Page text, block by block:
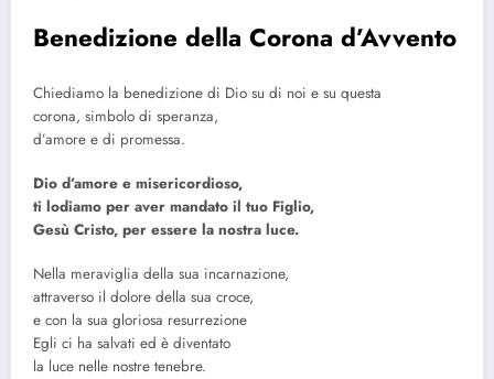
Benedizione della Corona d’Avvento
Chiediamo la benedizione di Dio su di noi e su questa
corona, simbolo di speranza,
d’amore e di promessa.
Dio d’amore e misericordioso,
ti lodiamo per aver mandato il tuo Figlio,
Gesù Cristo, per essere la nostra luce.
Nella meraviglia della sua incarnazione,
attraverso il dolore della sua croce,
e con la sua gloriosa resurrezione
Egli ci ha salvati ed è diventato
la luce nelle nostre tenebre.